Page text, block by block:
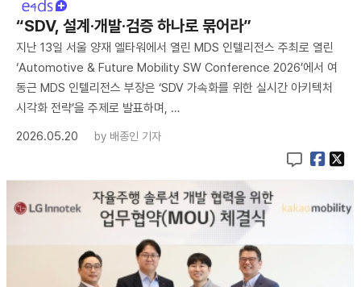
“SDV, 설계·개발·검증 하나로 묶어라”
지난 13일 서울 양재 엘타워에서 열린 MDS 인텔리전스 주최로 열린
‘Automotive & Future Mobility SW Conference 2026’에서 여
동근 MDS 인텔리전스 부장은 ‘SDV 가속화를 위한 실시간 아키텍처
시각화 전략’을 주제로 발표하며, …
2026.05.20
by 배종인 기자